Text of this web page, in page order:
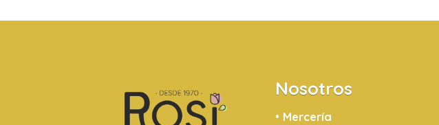
Nosotros
• Mercería